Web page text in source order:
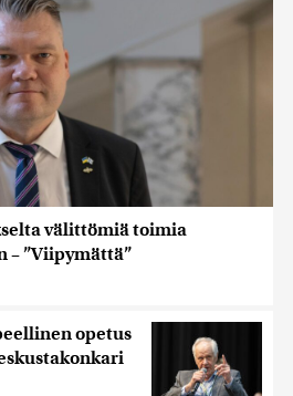
välittömiä toimia
– ”Viipymättä”
opetus